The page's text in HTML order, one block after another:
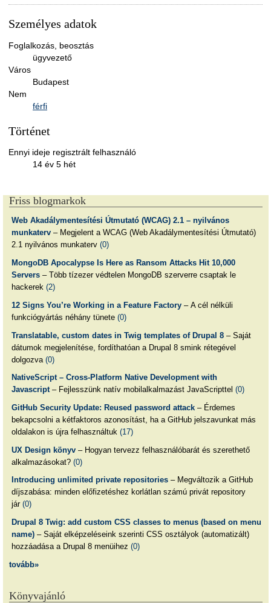
Személyes adatok
Foglalkozás, beosztás
ügyvezető
Város
Budapest
Nem
férfi
Történet
Ennyi ideje regisztrált felhasználó
14 év 5 hét
Friss blogmarkok
Web Akadálymentesítési Útmutató (WCAG) 2.1 – nyilvános
munkaterv– Megjelent a WCAG (Web Akadálymentesítési Útmutató)
2.1 nyilvános munkaterv (0)
MongoDB Apocalypse Is Here as Ransom Attacks Hit 10,000
Servers– Több tízezer védtelen MongoDB szerverre csaptak le
hackerek (2)
12 Signs You’re Working in a Feature Factory– A cél nélküli
funkciógyártás néhány tünete (0)
Translatable, custom dates in Twig templates of Drupal 8– Saját
dátumok megjelenítése, fordíthatóan a Drupal 8 smink rétegével
dolgozva (0)
NativeScript – Cross-Platform Native Development with
Javascript– Fejlesszünk natív mobilalkalmazást JavaScripttel (0)
GitHub Security Update: Reused password attack– Érdemes
bekapcsolni a kétfaktoros azonosítást, ha a GitHub jelszavunkat más
oldalakon is újra felhasználtuk (17)
UX Design könyv– Hogyan tervezz felhasználóbarát és szerethető
alkalmazásokat? (0)
Introducing unlimited private repositories– Megváltozik a GitHub
díjszabása: minden előfizetéshez korlátlan számú privát repository
jár (0)
Drupal 8 Twig: add custom CSS classes to menus (based on menu
name)– Saját elképzeléseink szerinti CSS osztályok (automatizált)
hozzáadása a Drupal 8 menüihez (0)
tovább»
Könyvajánló